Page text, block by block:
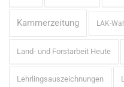
Kammerzeitung LAK-
Land- und Forstarbeit Heute
Lehrlingsauszeichnungen